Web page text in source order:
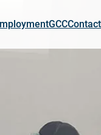
GCCContact